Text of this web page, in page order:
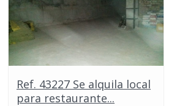
Ref. 43227 Se alquila local
para restaurante...